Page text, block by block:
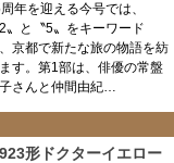
年を迎える今号では、
2〟と〝5〟をキーワード
京都で新たな旅の物語を紡
す。第1部は、俳優の常盤
さんと仲間由紀…
形ドクターイエロー